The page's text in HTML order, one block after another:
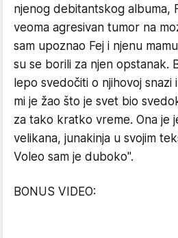
njenog debitantskog albuma,
veoma agresivan tumor na
sam upoznao Fej i njenu
su se borili za njen opstanak.
lepo svedočiti o njihovoj
mi je žao što je svet bio
za tako kratko vreme. Ona je
velikana, junakinja u svojim
Voleo sam je duboko".
BONUS VIDEO: